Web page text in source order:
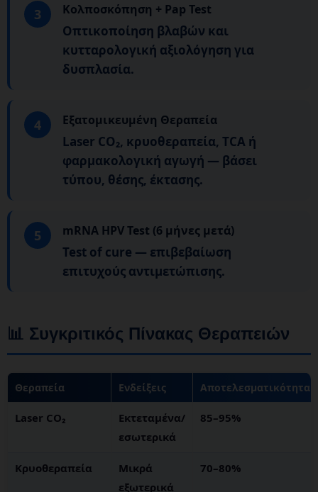
3 Κολποσκόπηση + Pap Test
Οπτικοποίηση βλαβών και
κυτταρολογική αξιολόγηση για
δυσπλασία.
4 Εξατομικευμένη Θεραπεία
Laser CO₂, κρυοθεραπεία, TCA ή
φαρμακολογική αγωγή — βάσει
τύπου, θέσης, έκτασης.
5 mRNA HPV Test (6 μήνες μετά)
Test of cure — επιβεβαίωση
επιτυχούς αντιμετώπισης.
📊 Συγκριτικός Πίνακας Θεραπειών
Θεραπεία Ενδείξεις Αποτελεσματικότητα
Laser CO₂
Εκτεταμένα/
εσωτερικά
85–95%
Κρυοθεραπεία
Μικρά
εξωτερικά
70–80%